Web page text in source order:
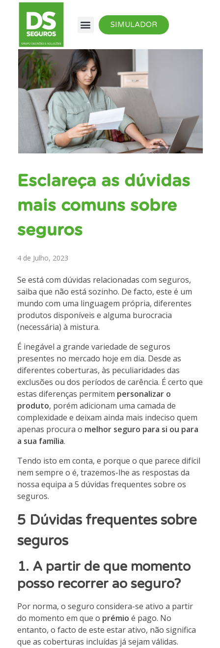
SIMULADOR
Esclareça as dúvidas
mais comuns sobre
seguros
4 de Julho, 2023
Se está com dúvidas relacionadas com seguros,
saiba que não está sozinho. De facto, este é um
mundo com uma linguagem própria, diferentes
produtos disponíveis e alguma burocracia
(necessária) à mistura.
É inegável a grande variedade de seguros
presentes no mercado hoje em dia. Desde as
diferentes coberturas, às peculiaridades das
exclusões ou dos períodos de carência. É certo que
estas diferenças permitem personalizar o
produto, porém adicionam uma camada de
complexidade e deixam ainda mais indeciso quem
apenas procura o melhor seguro para si ou para
a sua família.
Tendo isto em conta, e porque o que parece difícil
nem sempre o é, trazemos-lhe as respostas da
nossa equipa a 5 dúvidas frequentes sobre os
seguros.
5 Dúvidas frequentes sobre
seguros
1. A partir de que momento
posso recorrer ao seguro?
Por norma, o seguro considera-se ativo a partir
do momento em que o prémio é pago. No
entanto, o facto de este estar ativo, não significa
que as coberturas incluídas já sejam válidas.